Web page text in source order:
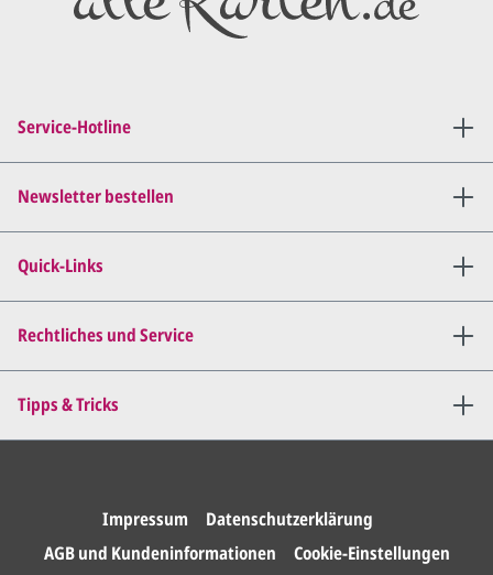
Service-Hotline
Rechtliches und Service
Tipps & Tricks
Quick-Links
Newsletter bestellen
Impressum
Datenschutzerklärung
AGB und Kundeninformationen
Cookie-Einstellungen